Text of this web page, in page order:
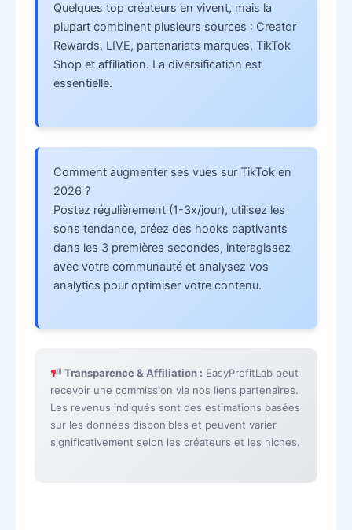
Quelques top créateurs en vivent, mais la
plupart combinent plusieurs sources : Creator
Rewards, LIVE, partenariats marques, TikTok
Shop et affiliation. La diversification est
essentielle.
Comment augmenter ses vues sur TikTok en
2026 ?
Postez régulièrement (1-3x/jour), utilisez les
sons tendance, créez des hooks captivants
dans les 3 premières secondes, interagissez
avec votre communauté et analysez vos
analytics pour optimiser votre contenu.
Transparence & Affiliation : EasyProfitLab peut
recevoir une commission via nos liens partenaires.
Les revenus indiqués sont des estimations basées
sur les données disponibles et peuvent varier
significativement selon les créateurs et les niches.